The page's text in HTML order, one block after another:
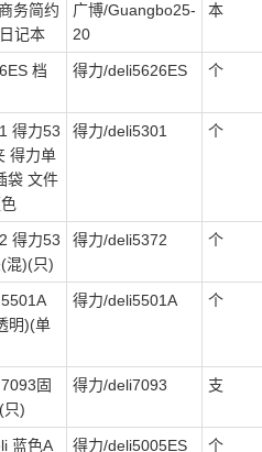
务简约
记本
广博/Guangbo25-
20
本
档
得力/deli5626ES 个
得力53
得力单
袋 文件
得力/deli5301 个
得力53
混)(只)
得力/deli5372 个
明)(单
得力/deli5501A 个
固
只)
得力/deli7093 支
蓝色A
得力/deli5005ES 个